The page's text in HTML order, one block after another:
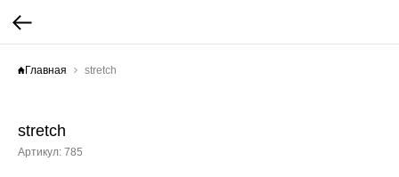
Главная stretch
stretch
Артикул: 785